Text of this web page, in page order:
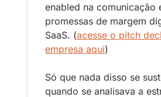
enabled na comunicação
promessas de margem
SaaS. (acesse o pitch
empresa aqui)
Só que nada disso se
quando se analisava a